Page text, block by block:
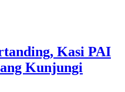
Kasi PAI
Kunjungi